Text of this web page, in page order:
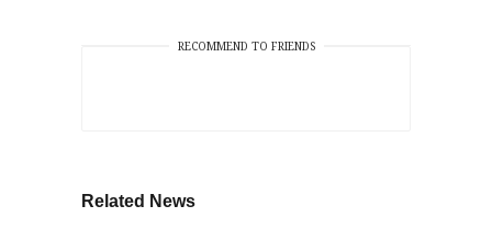
RECOMMEND TO FRIENDS
Related News